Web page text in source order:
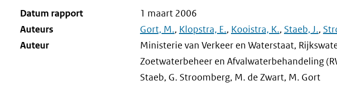
Datum rapport
1 maart 2006
Auteurs
Gort, M., Klopstra, E., Kooistra, K., Staeb, J.,
Auteur
Ministerie van Verkeer en Waterstaat,
Zoetwaterbeheer en Afvalwaterbehandeling
Staeb, G. Stroomberg, M. de Zwart, M. Gort